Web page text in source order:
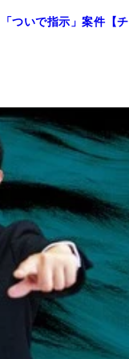
ついで指示」案件【チ